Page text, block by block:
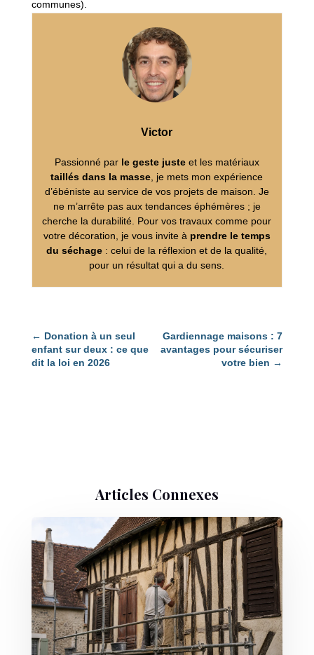
communes).
Victor
Passionné par le geste justeet les matériaux
taillés dans la masse , je mets mon expérience
d’ébéniste au service de vos projets de maison. Je
ne m’arrête pas aux tendances éphémères ; je
cherche la durabilité. Pour vos travaux comme pour
votre décoration, je vous invite à prendre le temps
du séchage : celui de la réflexion et de la qualité,
pour un résultat qui a du sens.
← Donation à un seul
enfant sur deux : ce que
dit la loi en 2026
Gardiennage maisons : 7
avantages pour sécuriser
votre bien →
Articles Connexes